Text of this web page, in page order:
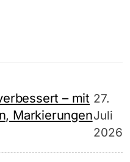
– mit
Markierungen
27.
Juli
2026